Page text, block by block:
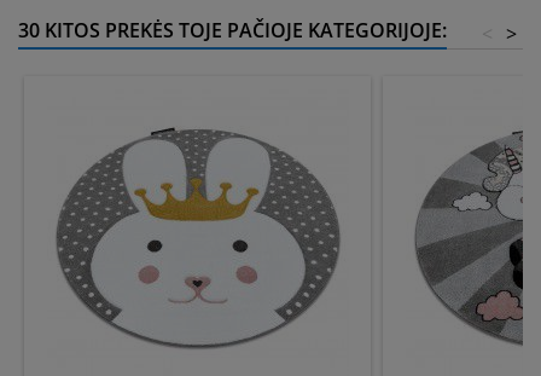
30 KITOS PREKĖS TOJE PAČIOJE KATEGORIJOJE: >
<